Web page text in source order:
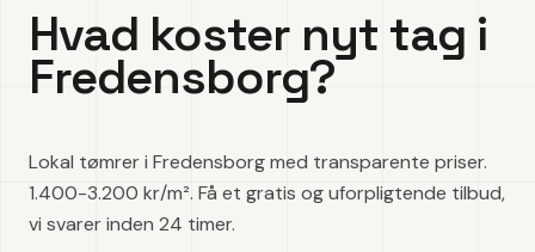
Hvad koster nyt tag i
Fredensborg?
Lokal tømrer i Fredensborg med transparente priser.
1.400-3.200 kr/m². Få et gratis og uforpligtende tilbud,
vi svarer inden 24 timer.